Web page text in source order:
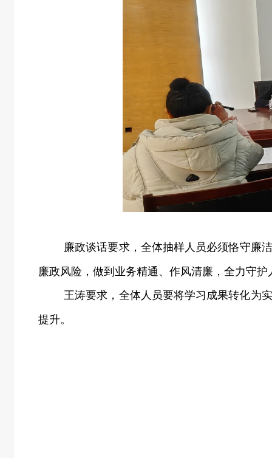
廉政谈话要求， 全体抽样人员必须恪守廉
廉政风险，做到业务精通、作风清廉，全力守
王涛要求，全体人员要将学习成果转化为
提升。